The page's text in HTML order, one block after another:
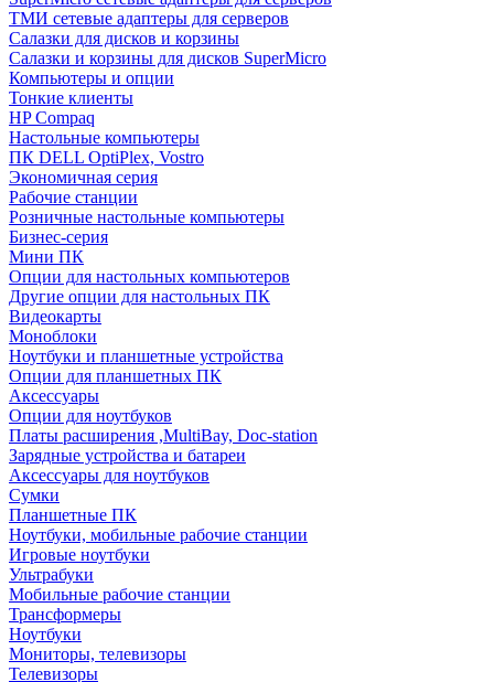
ТМИ сетевые адаптеры для серверов
Салазки для дисков и корзины
Салазки и корзины для дисков SuperMicro
Компьютеры и опции
Тонкие клиенты
HP Compaq
Настольные компьютеры
ПК DELL OptiPlex, Vostro
Экономичная серия
Рабочие станции
Розничные настольные компьютеры
Бизнес-серия
Мини ПК
Опции для настольных компьютеров
Другие опции для настольных ПК
Видеокарты
Моноблоки
Ноутбуки и планшетные устройства
Опции для планшетных ПК
Аксессуары
Опции для ноутбуков
Платы расширения ,MultiBay, Doc-station
Зарядные устройства и батареи
Аксессуары для ноутбуков
Сумки
Планшетные ПК
Ноутбуки, мобильные рабочие станции
Игровые ноутбуки
Ультрабуки
Мобильные рабочие станции
Трансформеры
Ноутбуки
Мониторы, телевизоры
Телевизоры